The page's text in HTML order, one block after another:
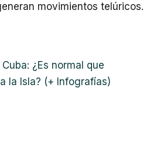
movimientos telúricos.
¿Es normal que
la Isla? (+ Infografías)